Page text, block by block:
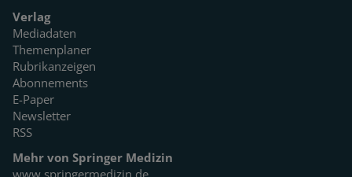
Verlag
Mediadaten
Themenplaner
Rubrikanzeigen
Abonnements
E-Paper
Newsletter
RSS
Mehr von Springer Medizin
www.springermedizin.de